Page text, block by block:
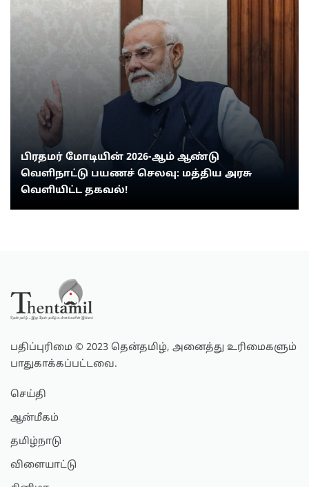
பிரதமர் மோடியின் 2026-ஆம் ஆண்டு
வெளிநாட்டு பயணச் செலவு: மத்திய அரசு
வெளியிட்ட தகவல்!
பதிப்புரிமை © 2023 தென்தமிழ், அனைத்து உரிமைகளும்
பாதுகாக்கப்பட்டவை.
செய்தி
ஆன்மீகம்
தமிழ்நாடு
விளையாட்டு